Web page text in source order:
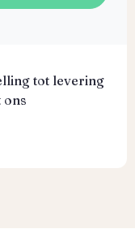
tot levering
ons